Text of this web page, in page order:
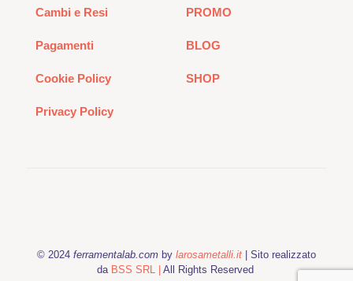
Cambi e Resi
Pagamenti
Cookie Policy
Privacy Policy
PROMO
BLOG
SHOP
© 2024 ferramentalab.com by larosametalli.it | Sito realizzato
da BSS SRL |All Rights Reserved